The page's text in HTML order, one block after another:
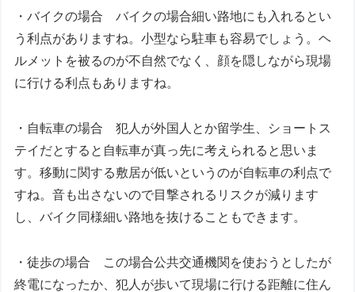
・バイクの場合 バイクの場合細い路地にも入れるとい
う利点がありますね。小型なら駐車も容易でしょう。ヘ
ルメットを被るのが不自然でなく、顔を隠しながら現場
に行ける利点もありますね。
・自転車の場合 犯人が外国人とか留学生、ショートス
テイだとすると自転車が真っ先に考えられると思いま
す。移動に関する敷居が低いというのが自転車の利点で
すね。音も出さないので目撃されるリスクが減ります
し、バイク同様細い路地を抜けることもできます。
・徒歩の場合 この場合公共交通機関を使おうとしたが
終電になったか、犯人が歩いて現場に行ける距離に住ん